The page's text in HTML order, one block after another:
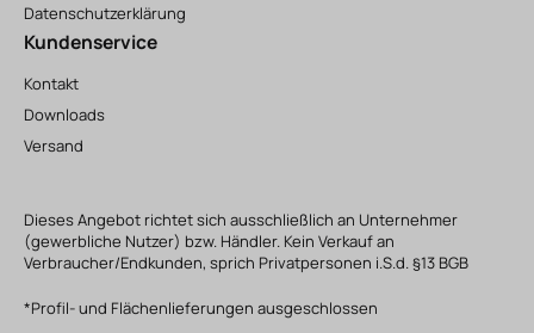
Datenschutzerklärung
Kundenservice
Kontakt
Downloads
Versand
Dieses Angebot richtet sich ausschließlich an Unternehmer
(gewerbliche Nutzer) bzw. Händler. Kein Verkauf an
Verbraucher/Endkunden, sprich Privatpersonen i.S.d. §13 BGB
*Profil- und Flächenlieferungen ausgeschlossen